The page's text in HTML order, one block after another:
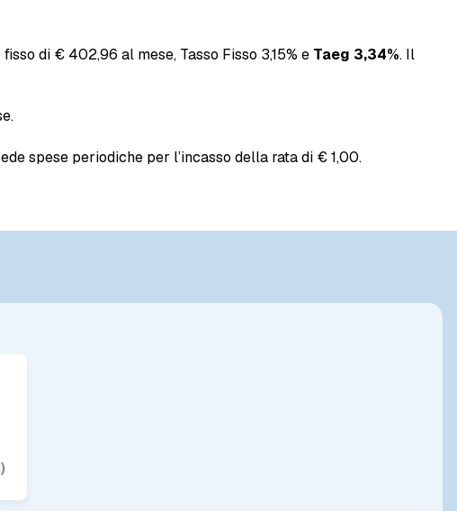
di € 402,96 al mese, Tasso Fisso 3,15% e Taeg 3,34%. Il
spese periodiche per l’incasso della rata di € 1,00.